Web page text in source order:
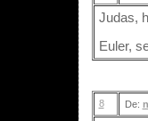
Judas,
Euler,
8 De: